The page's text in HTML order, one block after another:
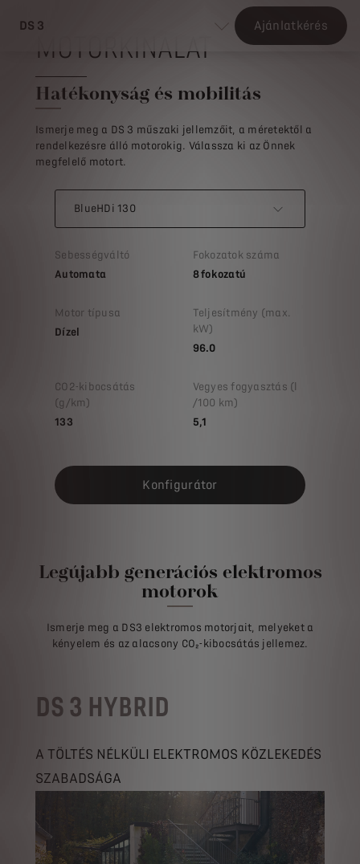
DS 3 Ajánlatkérés
MOTORKÍNÁLAT
Hatékonyság és mobilitás
Ismerje meg a DS 3 műszaki jellemzőit, a méretektől a
rendelkezésre álló motorokig. Válassza ki az Önnek
megfelelő motort.
BlueHDi 130
Sebességváltó
Automata
Fokozatok száma
8 fokozatú
Motor típusa
Dízel
Teljesítmény (max.
kW)
96.0
CO2-kibocsátás
(g/km)
133
Vegyes fogyasztás (l
/100 km)
5,1
Konfigurátor
Legújabb generációs elektromos
motorok
Ismerje meg a DS3 elektromos motorjait, melyeket a
kényelem és az alacsony CO₂-kibocsátás jellemez.
DS 3 HYBRID
A TÖLTÉS NÉLKÜLI ELEKTROMOS KÖZLEKEDÉS
SZABADSÁGA